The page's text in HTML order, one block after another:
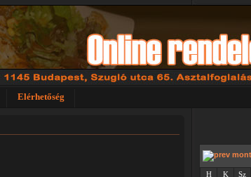
Elérhetőség
H
K Sz